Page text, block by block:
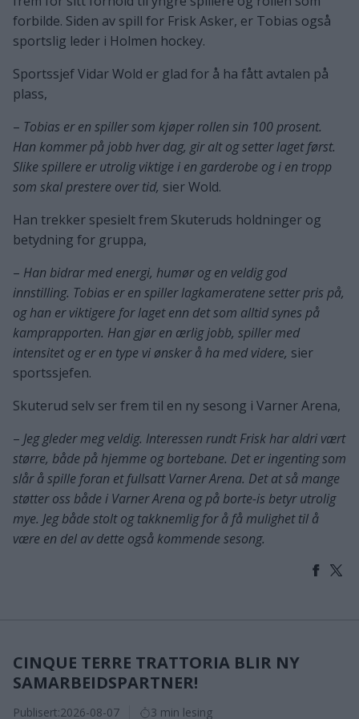
forbilde. Siden av spill for Frisk Asker, er Tobias også
sportslig leder i Holmen hockey.
Sportssjef Vidar Wold er glad for å ha fått avtalen på
plass,
– Tobias er en spiller som kjøper rollen sin 100 prosent.
Han kommer på jobb hver dag, gir alt og setter laget først.
Slike spillere er utrolig viktige i en garderobe og i en tropp
som skal prestere over tid, sier Wold.
Han trekker spesielt frem Skuteruds holdninger og
betydning for gruppa,
– Han bidrar med energi, humør og en veldig god
innstilling. Tobias er en spiller lagkameratene setter pris på,
og han er viktigere for laget enn det som alltid synes på
kamprapporten. Han gjør en ærlig jobb, spiller med
intensitet og er en type vi ønsker å ha med videre, sier
sportssjefen.
Skuterud selv ser frem til en ny sesong i Varner Arena,
– Jeg gleder meg veldig. Interessen rundt Frisk har aldri vært
større, både på hjemme og bortebane. Det er ingenting som
slår å spille foran et fullsatt Varner Arena. Det at så mange
støtter oss både i Varner Arena og på borte-is betyr utrolig
mye. Jeg både stolt og takknemlig for å få mulighet til å
være en del av dette også kommende sesong.
CINQUE TERRE TRATTORIA BLIR NY
SAMARBEIDSPARTNER!
Publisert:2026-08-07 3 min lesing